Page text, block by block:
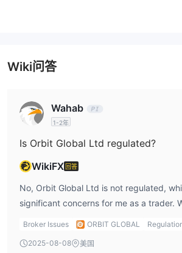
存款和取款
客户将以USDT的形式在所需的加密钱包中收
最低提款金额，也没有指定费用或收费。
Wiki问答
Wahab
1-2年
Is Orbit Global Ltd regulated?
WikiFX 回答
No, Orbit Global Ltd is not regulated,
significant concerns for me as a trader.
unregulated, it lacks the oversight that
them fully, as there are no safeguards
Broker Issues ORBIT GLOBAL
2025-08-08 美国